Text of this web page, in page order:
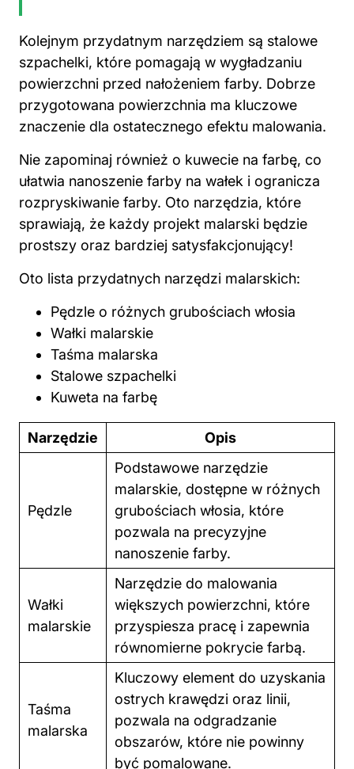
Kolejnym przydatnym narzędziem są stalowe
szpachelki, które pomagają w wygładzaniu
powierzchni przed nałożeniem farby. Dobrze
przygotowana powierzchnia ma kluczowe
znaczenie dla ostatecznego efektu malowania.
Nie zapominaj również o kuwecie na farbę, co
ułatwia nanoszenie farby na wałek i ogranicza
rozpryskiwanie farby. Oto narzędzia, które
sprawiają, że każdy projekt malarski będzie
prostszy oraz bardziej satysfakcjonujący!
Oto lista przydatnych narzędzi malarskich:
Pędzle o różnych grubościach włosia
Wałki malarskie
Taśma malarska
Stalowe szpachelki
Kuweta na farbę
Narzędzie Opis
Pędzle
Podstawowe narzędzie
malarskie, dostępne w różnych
grubościach włosia, które
pozwala na precyzyjne
nanoszenie farby.
Wałki
malarskie
Narzędzie do malowania
większych powierzchni, które
przyspiesza pracę i zapewnia
równomierne pokrycie farbą.
Taśma
malarska
Kluczowy element do uzyskania
ostrych krawędzi oraz linii,
pozwala na odgradzanie
obszarów, które nie powinny
być pomalowane.